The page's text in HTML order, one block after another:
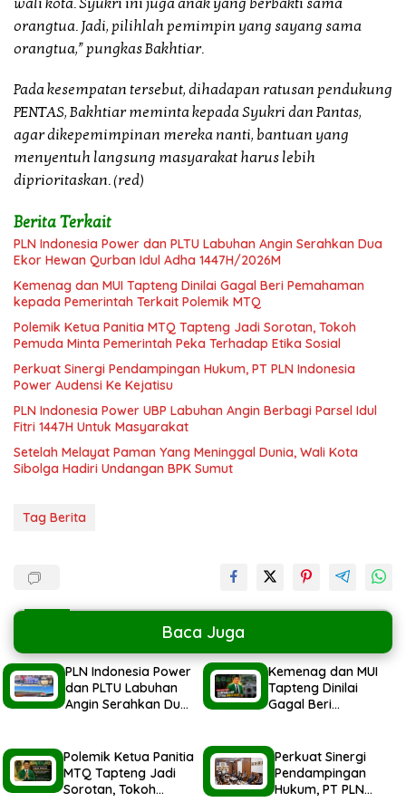
wali kota. Syukri ini juga anak yang berbakti sama
orangtua. Jadi, pilihlah pemimpin yang sayang sama
orangtua,” pungkas Bakhtiar.
Pada kesempatan tersebut, dihadapan ratusan pendukung
PENTAS, Bakhtiar meminta kepada Syukri dan Pantas,
agar dikepemimpinan mereka nanti, bantuan yang
menyentuh langsung masyarakat harus lebih
diprioritaskan. (red)
Berita Terkait
PLN Indonesia Power dan PLTU Labuhan Angin Serahkan Dua
Ekor Hewan Qurban Idul Adha 1447H/2026M
Kemenag dan MUI Tapteng Dinilai Gagal Beri Pemahaman
kepada Pemerintah Terkait Polemik MTQ
Polemik Ketua Panitia MTQ Tapteng Jadi Sorotan, Tokoh
Pemuda Minta Pemerintah Peka Terhadap Etika Sosial
Perkuat Sinergi Pendampingan Hukum, PT PLN Indonesia
Power Audensi Ke Kejatisu
PLN Indonesia Power UBP Labuhan Angin Berbagi Parsel Idul
Fitri 1447H Untuk Masyarakat
Setelah Melayat Paman Yang Meninggal Dunia, Wali Kota
Sibolga Hadiri Undangan BPK Sumut
Tag Berita
Baca Juga
PLN Indonesia Power
dan PLTU Labuhan
Angin Serahkan Dua
1447H/2026M
Kemenag dan MUI
Tapteng Dinilai
Gagal Beri
Polemik MTQ
Polemik Ketua Panitia
MTQ Tapteng Jadi
Sorotan, Tokoh
Perkuat Sinergi
Pendampingan
Hukum, PT PLN